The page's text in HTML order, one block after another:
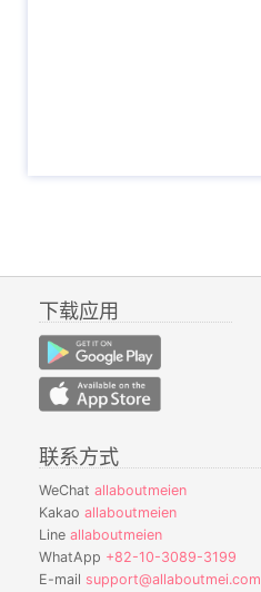
下载应用
联系方式
WeChat allaboutmeien
Kakao allaboutmeien
Line allaboutmeien
WhatApp +82-10-3089-3199
E-mail support@allaboutmei.com